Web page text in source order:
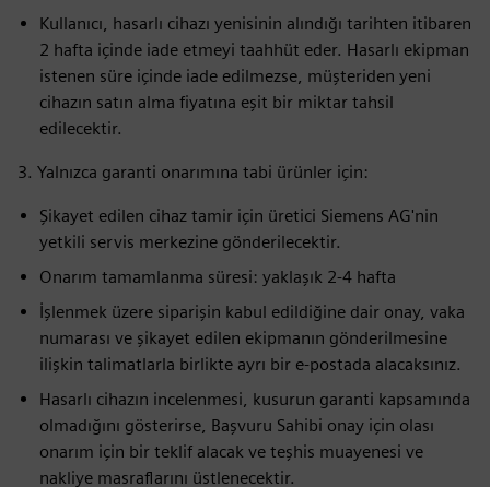
Kullanıcı, hasarlı cihazı yenisinin alındığı tarihten itibaren
2 hafta içinde iade etmeyi taahhüt eder. Hasarlı ekipman
istenen süre içinde iade edilmezse, müşteriden yeni
cihazın satın alma fiyatına eşit bir miktar tahsil
edilecektir.
3. Yalnızca garanti onarımına tabi ürünler için:
Şikayet edilen cihaz tamir için üretici Siemens AG'nin
yetkili servis merkezine gönderilecektir.
Onarım tamamlanma süresi: yaklaşık 2-4 hafta
İşlenmek üzere siparişin kabul edildiğine dair onay, vaka
numarası ve şikayet edilen ekipmanın gönderilmesine
ilişkin talimatlarla birlikte ayrı bir e-postada alacaksınız.
Hasarlı cihazın incelenmesi, kusurun garanti kapsamında
olmadığını gösterirse, Başvuru Sahibi onay için olası
onarım için bir teklif alacak ve teşhis muayenesi ve
nakliye masraflarını üstlenecektir.